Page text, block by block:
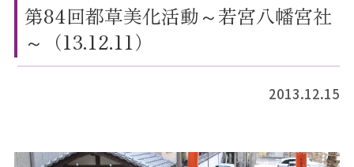
第84回都草美化活動～若宮八幡宮社
～（13.12.11）
2013.12.15